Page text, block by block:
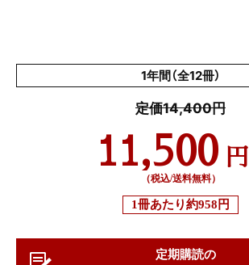
1年間（全12冊）
定価14,400円
11,500 円
（税込/送料無料）
1冊あたり約958円
定期購読の